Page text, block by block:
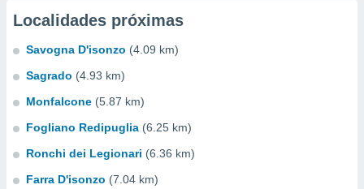
Localidades próximas
Savogna D'isonzo (4.09 km)
Sagrado (4.93 km)
Monfalcone (5.87 km)
Fogliano Redipuglia (6.25 km)
Ronchi dei Legionari (6.36 km)
Farra D'isonzo (7.04 km)